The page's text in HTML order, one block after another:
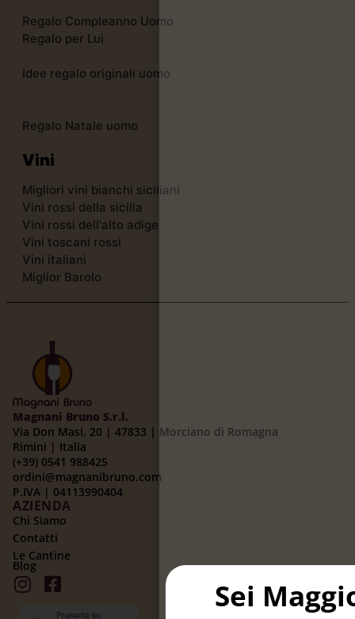
Regalo Compleanno Uomo
Regalo per Lui
Idee regalo originali uomo
Regalo Natale uomo
Vini
Migliori vini bianchi siciliani
Vini rossi della sicilia
Vini rossi dell'alto adige
Vini toscani rossi
Vini italiani
Miglior Barolo
Magnani Bruno S.r.l.
Via Don Masi, 20 | 47833 | Morciano di Romagna
Rimini | Italia
(+39) 0541 988425
ordini@magnanibruno.com
P.IVA | 04113990404
AZIENDA
Chi Siamo
Contatti
Le Cantine
Blog
Sei